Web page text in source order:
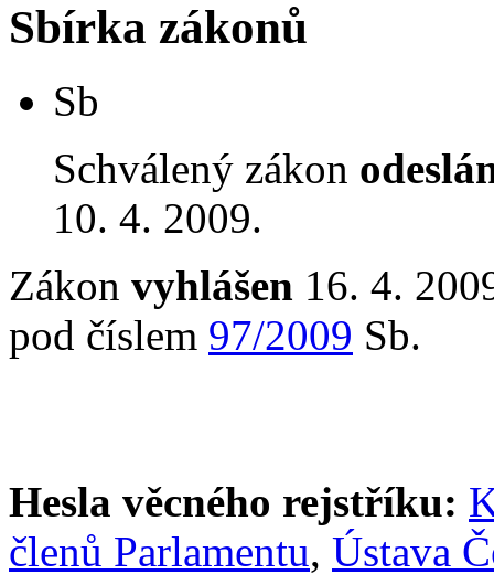
Sbírka zákonů
Sb
Schválený zákon
10. 4. 2009.
Zákon vyhlášen 16. 4.
pod číslem 97/2009 Sb.
Hesla věcného rejstříku:
členů Parlamentu, Ústava